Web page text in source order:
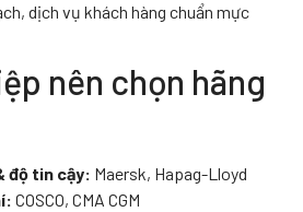
dịch vụ khách hàng chuẩn mực
nên chọn hãng
độ tin cậy: Maersk, Hapag-Lloyd
COSCO, CMA CGM